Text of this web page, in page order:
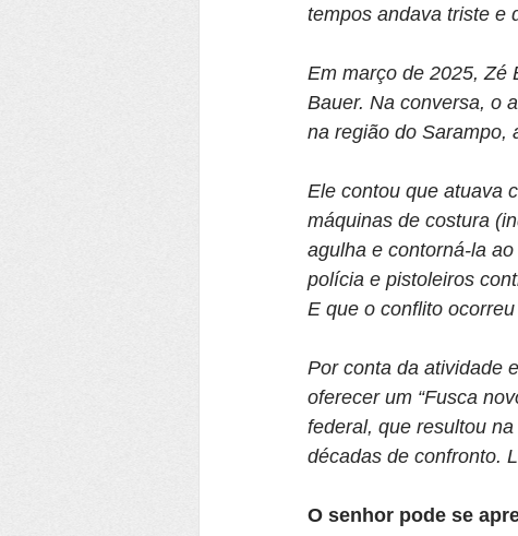
tempos andava triste e
Em março de 2025, Zé
Bauer. Na conversa, o
na região do Sarampo,
Ele contou que atuava
máquinas de costura
agulha e contorná-la
polícia e pistoleiros
E que o conflito
Por conta da atividade
oferecer um “Fusca
federal, que resultou
décadas de confronto.
O senhor pode se